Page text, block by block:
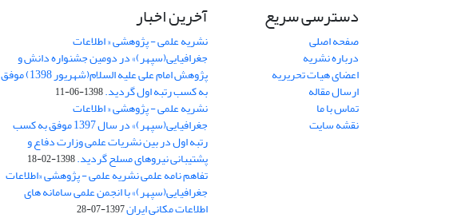
دسترسی سریع
صفحه اصلی
درباره نشریه
اعضای هیات تحریریه
ارسال مقاله
تماس با ما
نقشه سایت
آخرین اخبار
نشریه علمی - پژوهشی « اطلاعات
جغرافیایی(سپهر)» در دومین جشنواره دانش و
پژوهش امام علی علیه السلام(شهریور 1398) موفق
به کسب رتبه اول گردید.1398-06-11
نشریه علمی - پژوهشی « اطلاعات
جغرافیایی(سپهر)» در سال 1397 موفق به کسب
رتبه اول در بین نشریات علمی وزارت دفاع و
پشتیبانی نیروهای مسلح گردید.1398-02-18
تفاهم نامه علمی نشریه علمی - پژوهشی «اطلاعات
جغرافیایی(سپهر)» با انجمن علمی سامانه های
اطلاعات مکانی ایران1397-07-28